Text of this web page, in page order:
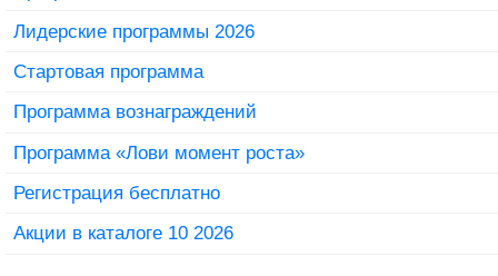
Лидерские программы 2026
Стартовая программа
Программа вознаграждений
Программа «Лови момент роста»
Регистрация бесплатно
Акции в каталоге 10 2026